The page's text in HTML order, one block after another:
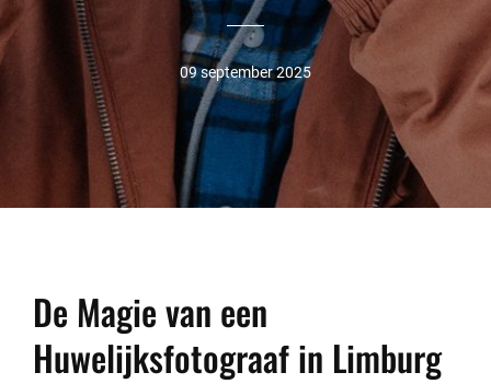
09 september 2025
De Magie van een
Huwelijksfotograaf in Limburg